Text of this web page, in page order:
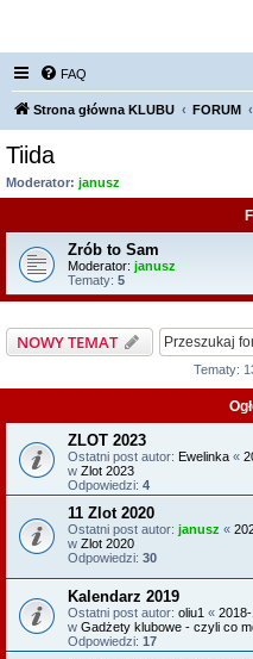
FAQ
Strona główna KLUBU FORUM
Tiida
Moderator: janusz
Zrób to Sam
Moderator: janusz
Tematy: 5
NOWY TEMAT
Tematy:
ZLOT 2023
Ostatni post autor: Ewelinka «
w Zlot 2023
Odpowiedzi: 4
11 Zlot 2020
Ostatni post autor: janusz «
w Zlot 2020
Odpowiedzi: 30
Kalendarz 2019
Ostatni post autor: oliu1 «
w Gadżety klubowe - czyli co
Odpowiedzi: 17